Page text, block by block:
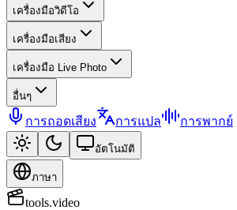
เครื่องมือวิดีโอ
เครื่องมือเสียง
เครื่องมือ Live Photo
อื่นๆ
การถอดเสียง การแปล การพากย์
อัตโนมัติ
ภาษา
tools.video